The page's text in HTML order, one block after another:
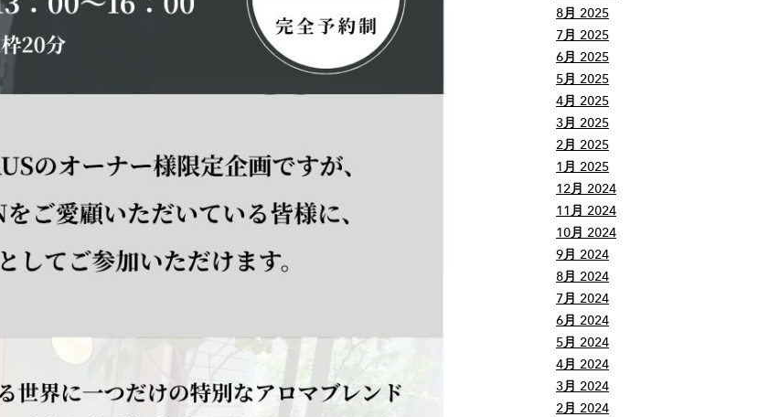
8月 2025
7月 2025
6月 2025
5月 2025
4月 2025
3月 2025
2月 2025
1月 2025
12月 2024
11月 2024
10月 2024
9月 2024
8月 2024
7月 2024
6月 2024
5月 2024
4月 2024
3月 2024
2月 2024